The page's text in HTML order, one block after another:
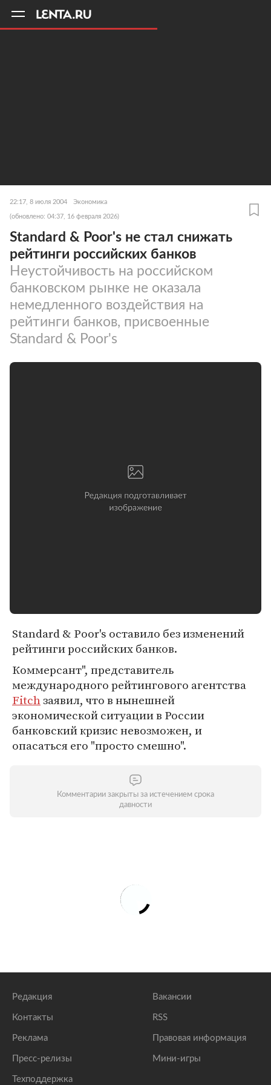
22:17, 8 июля 2004 Экономика
(обновлено: 04:37, 16 февраля 2026)
Standard & Poor's не стал снижать
рейтинги российских банков
Неустойчивость на российском
банковском рынке не оказала
немедленного воздействия на
рейтинги банков, присвоенные
Standard & Poor's
Standard & Poor's оставило без изменений
рейтинги российских банков.
Коммерсант", представитель
международного рейтингового агентства
Fitchзаявил, что в нынешней
экономической ситуации в России
банковский кризис невозможен, и
опасаться его "просто смешно".
Комментарии закрыты за истечением срока
давности
Редакция
Контакты
Реклама
Пресс-релизы
Техподдержка
Вакансии
RSS
Правовая информация
Мини-игры